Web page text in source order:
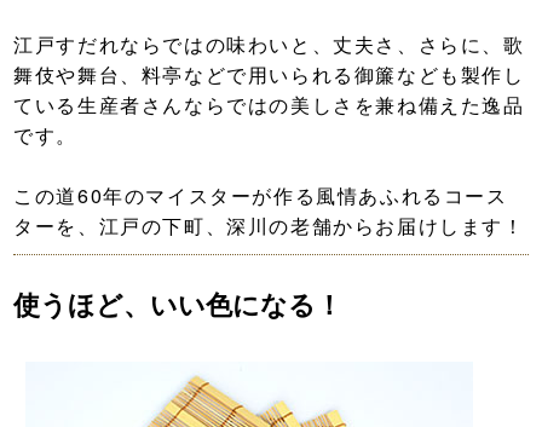
江戸すだれならではの味わいと、丈夫さ、さらに、歌
舞伎や舞台、料亭などで用いられる御簾なども製作し
ている生産者さんならではの美しさを兼ね備えた逸品
です。
この道60年のマイスターが作る風情あふれるコース
ターを、江戸の下町、深川の老舗からお届けします！
使うほど、いい色になる！